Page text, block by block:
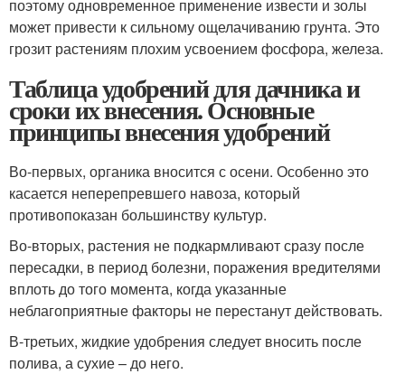
поэтому одновременное применение извести и золы
может привести к сильному ощелачиванию грунта. Это
грозит растениям плохим усвоением фосфора, железа.
Таблица удобрений для дачника и
сроки их внесения. Основные
принципы внесения удобрений
Во-первых, органика вносится с осени. Особенно это
касается неперепревшего навоза, который
противопоказан большинству культур.
Во-вторых, растения не подкармливают сразу после
пересадки, в период болезни, поражения вредителями
вплоть до того момента, когда указанные
неблагоприятные факторы не перестанут действовать.
В-третьих, жидкие удобрения следует вносить после
полива, а сухие – до него.